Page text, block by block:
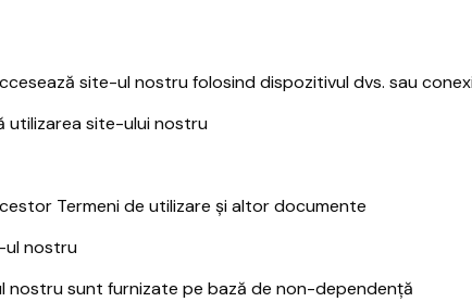
site-ul nostru folosind dispozitivul dvs. sau
utilizarea site-ului nostru
Termeni de utilizare și altor documente
ul nostru
nostru sunt furnizate pe bază de non-dependență